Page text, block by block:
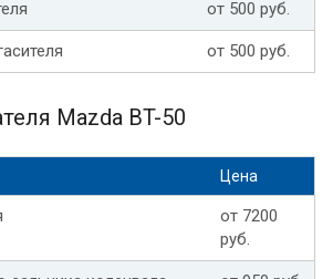
от 500 руб.
от 500 руб.
Mazda BT-50
Цена
от 7200
руб.